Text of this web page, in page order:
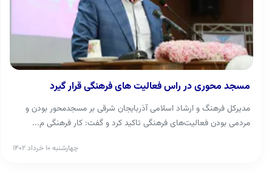
مسجد محوری در راس فعالیت های فرهنگی قرار گیرد
مدیرکل فرهنگ و ارشاد اسلامی آذربایجان شرقی بر مسجدمحور بودن و
مردمی بودن فعالیت‌های فرهنگی تاکید کرد و گفت: کار فرهنگی م...
چهارشنبه ۱۰ خرداد ۱۴۰۲